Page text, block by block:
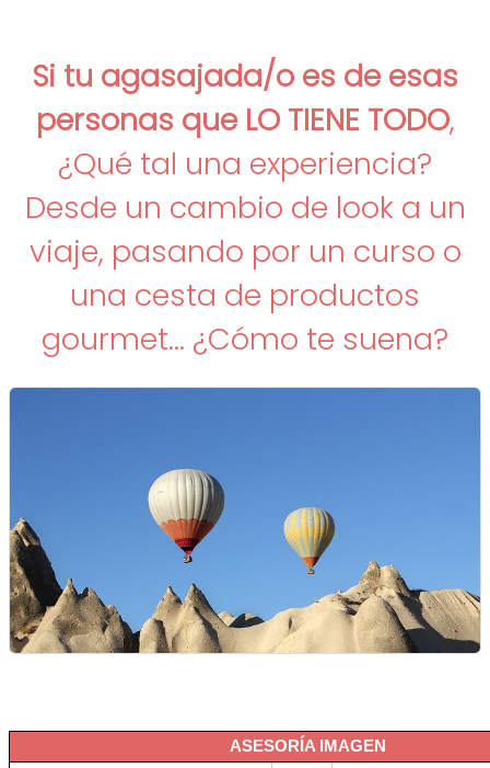
Si tu agasajada/o es de esas
personas que LO TIENE TODO,
¿Qué tal una experiencia?
Desde un cambio de look a un
viaje, pasando por un curso o
una cesta de productos
gourmet... ¿Cómo te suena?
ASESORÍA IMAGEN